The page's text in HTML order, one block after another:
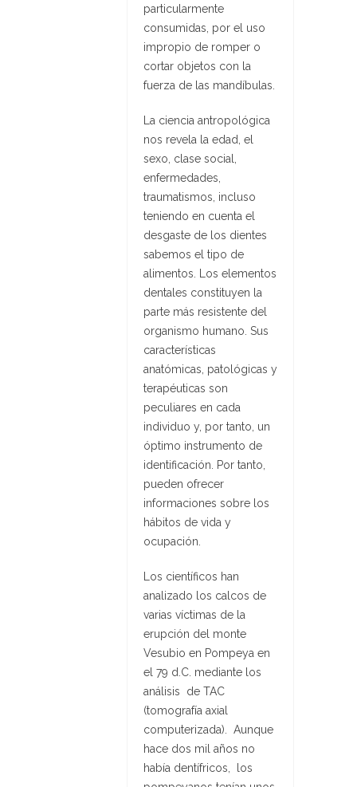
particularmente
consumidas, por el uso
impropio de romper o
cortar objetos con la
fuerza de las mandíbulas.
La ciencia antropológica
nos revela la edad, el
sexo, clase social,
enfermedades,
traumatismos, incluso
teniendo en cuenta el
desgaste de los dientes
sabemos el tipo de
alimentos. Los elementos
dentales constituyen la
parte más resistente del
organismo humano. Sus
características
anatómicas, patológicas y
terapéuticas son
peculiares en cada
individuo y, por tanto, un
óptimo instrumento de
identificación. Por tanto,
pueden ofrecer
informaciones sobre los
hábitos de vida y
ocupación.
Los científicos han
analizado los calcos de
varias víctimas de la
erupción del monte
Vesubio en Pompeya en
el 79 d.C. mediante los
análisis de TAC
(tomografía axial
computerizada). Aunque
hace dos mil años no
había dentífricos, los